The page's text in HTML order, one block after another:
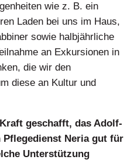
wie z. B. ein
Laden bei uns im Haus,
sowie halbjährliche
an Exkursionen in
die wir den
diese an Kultur und
geschafft, das Adolf-
Pflegedienst Neria gut für
Unterstützung